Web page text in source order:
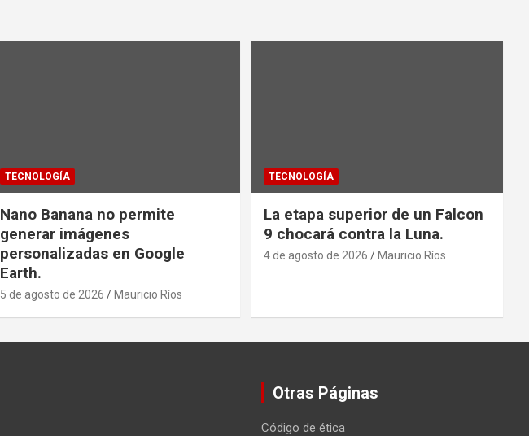
TECNOLOGÍA
Nano Banana no permite
generar imágenes
personalizadas en Google
Earth.
5 de agosto de 2026 Mauricio Ríos
TECNOLOGÍA
La etapa superior de un Falcon
9 chocará contra la Luna.
4 de agosto de 2026 Mauricio Ríos
Otras Páginas
Código de ética